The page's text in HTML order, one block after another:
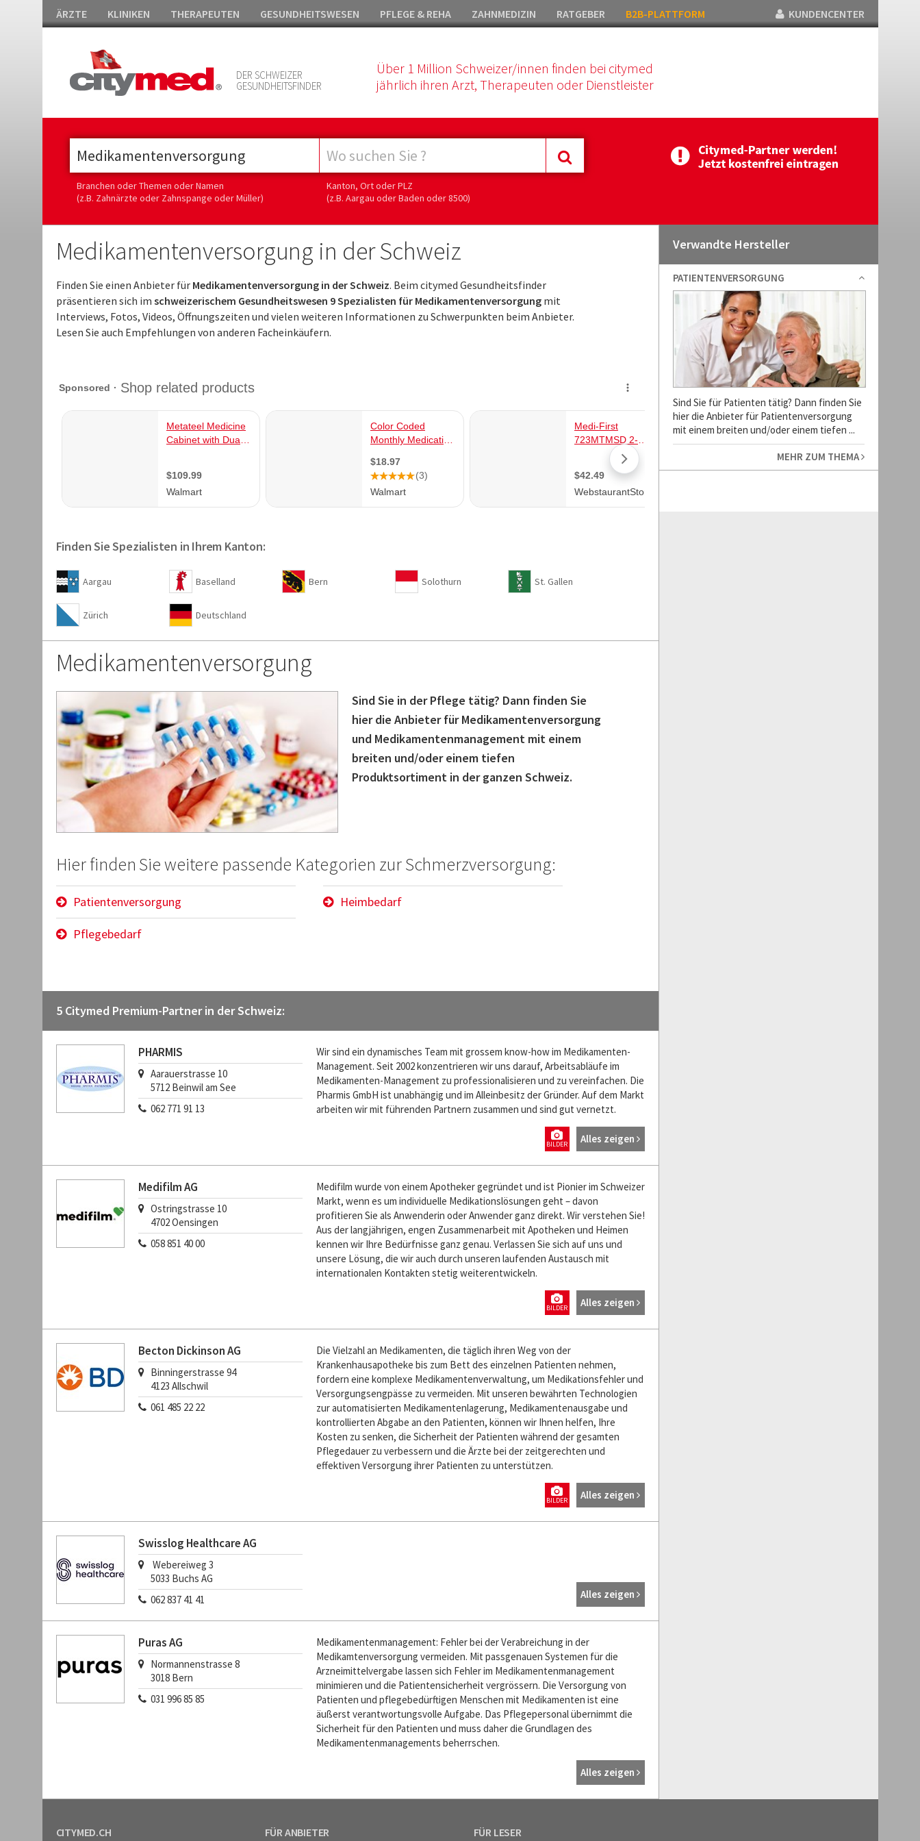
ÄRZTE KLINIKEN THERAPEUTEN GESUNDHEITSWESEN PFLEGE & REHA ZAHNMEDIZIN RATGEBER B2B-PLATTFORM KUNDENCENTER
DER SCHWEIZER
GESUNDHEITSFINDER
Über 1 Million Schweizer/innen finden bei citymed
jährlich ihren Arzt, Therapeuten oder Dienstleister
Branchen oder Themen oder Namen
(z.B. Zahnärzte oder Zahnspange oder Müller)
Kanton, Ort oder PLZ
(z.B. Aargau oder Baden oder 8500)
Medikamentenversorgung in der Schweiz
Finden Sie einen Anbieter für Medikamentenversorgung in der Schweiz. Beim citymed Gesundheitsfinder
präsentieren sich im schweizerischem Gesundheitswesen 9 Spezialisten für Medikamentenversorgung mit
Interviews, Fotos, Videos, Öffnungszeiten und vielen weiteren Informationen zu Schwerpunkten beim Anbieter.
Lesen Sie auch Empfehlungen von anderen Facheinkäufern.
Finden Sie Spezialisten in Ihrem Kanton:
Aargau Baselland Bern Solothurn St. Gallen
Zürich Deutschland
Medikamentenversorgung
Sind Sie in der Pflege tätig? Dann finden Sie
hier die Anbieter für Medikamentenversorgung
und Medikamentenmanagement mit einem
breiten und/oder einem tiefen
Produktsortiment in der ganzen Schweiz.
Hier finden Sie weitere passende Kategorien zur Schmerzversorgung:
Patientenversorgung Heimbedarf
Pflegebedarf
5 Citymed Premium-Partner in der Schweiz:
PHARMIS
Aarauerstrasse 10
5712 Beinwil am See
062 771 91 13
Wir sind ein dynamisches Team mit grossem know-how im Medikamenten-
Management. Seit 2002 konzentrieren wir uns darauf, Arbeitsabläufe im
Medikamenten-Management zu professionalisieren und zu vereinfachen. Die
Pharmis GmbH ist unabhängig und im Alleinbesitz der Gründer. Auf dem Markt
arbeiten wir mit führenden Partnern zusammen und sind gut vernetzt.
Alles zeigen
BILDER
Medifilm AG
Ostringstrasse 10
4702Oensingen
058 851 40 00
Medifilm wurde von einem Apotheker gegründet und ist Pionier im Schweizer
Markt, wenn es um individuelle Medikationslösungen geht – davon
profitieren Sie als Anwenderin oder Anwender ganz direkt. Wir verstehen Sie!
Aus der langjährigen, engen Zusammenarbeit mit Apotheken und Heimen
kennen wir Ihre Bedürfnisse ganz genau. Verlassen Sie sich auf uns und
unsere Lösung, die wir auch durch unseren laufenden Austausch mit
internationalen Kontakten stetig weiterentwickeln.
Alles zeigen
BILDER
Becton Dickinson AG
Binningerstrasse 94
4123 Allschwil
061 485 22 22
Die Vielzahl an Medikamenten, die täglich ihren Weg von der
Krankenhausapotheke bis zum Bett des einzelnen Patienten nehmen,
fordern eine komplexe Medikamentenverwaltung, um Medikationsfehler und
Versorgungsengpässe zu vermeiden. Mit unseren bewährten Technologien
zur automatisierten Medikamentenlagerung, Medikamentenausgabe und
kontrollierten Abgabe an den Patienten, können wir Ihnen helfen, Ihre
Kosten zu senken, die Sicherheit der Patienten während der gesamten
Pflegedauer zu verbessern und die Ärzte bei der zeitgerechten und
effektiven Versorgung ihrer Patienten zu unterstützen.
Alles zeigen
BILDER
Swisslog Healthcare AG
Webereiweg 3
5033 Buchs AG
062 837 41 41
Alles zeigen
Puras AG
Normannenstrasse 8
3018 Bern
031 996 85 85
Medikamentenmanagement: Fehler bei der Verabreichung in der
Medikamtenversorgung vermeiden. Mit passgenauen Systemen für die
Arzneimittelvergabe lassen sich Fehler im Medikamentenmanagement
minimieren und die Patientensicherheit vergrössern. Die Versorgung von
Patienten und pflegebedürftigen Menschen mit Medikamenten ist eine
äußerst verantwortungsvolle Aufgabe. Das Pflegepersonal übernimmt die
Sicherheit für den Patienten und muss daher die Grundlagen des
Medikamentenmanagements beherrschen.
Alles zeigen
Verwandte Hersteller
PATIENTENVERSORGUNG
Sind Sie für Patienten tätig? Dann finden Sie
hier die Anbieter für Patientenversorgung
mit einem breiten und/oder einem tiefen ...
MEHR ZUM THEMA
CITYMED.CH FÜR ANBIETER FÜR LESER